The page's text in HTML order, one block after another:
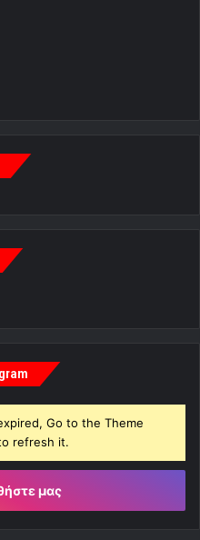
Go to the Theme
refresh it.
μας